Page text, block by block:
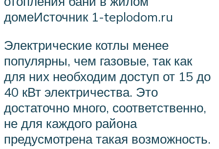
домеИсточник 1-teplodom.ru
Электрические котлы менее
популярны, чем газовые, так как
для них необходим доступ от 15 до
40 кВт электричества. Это
достаточно много, соответственно,
не для каждого района
предусмотрена такая возможность.